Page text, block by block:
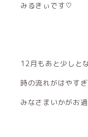
みるきぃです♡
12月もあと少しと
時の流れがはやすぎ
みなさまいかがお